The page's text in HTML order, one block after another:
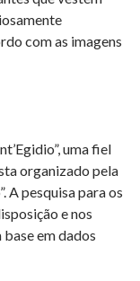
com as imagens
uma fiel
organizado pela
A pesquisa para os
e nos
em dados